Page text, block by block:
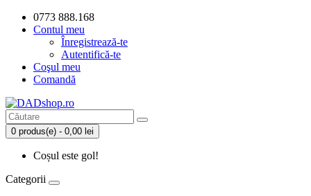
0773 888.168
Contul meu
Înregistrează-te
Autentifică-te
Coşul meu
Comandă
0 produs(e) - 0,00 lei
Coșul este gol!
Categorii